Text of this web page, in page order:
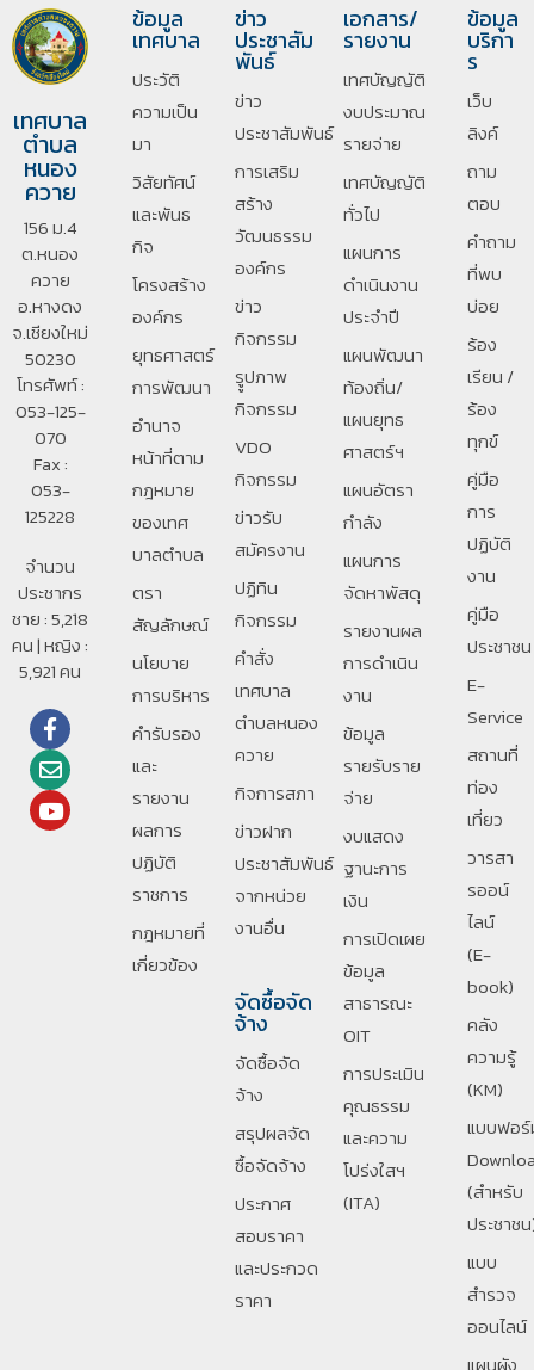
เทศบาล
ตำบล
หนอง
ควาย
156 ม.4
ต.หนอง
ควาย
อ.หางดง
จ.เชียงใหม่
50230
โทรศัพท์ :
053-125-
070
Fax :
053-
125228
จำนวน
ประชากร
ชาย : 5,218
คน | หญิง :
5,921 คน
ข้อมูล
เทศบาล
ประวัติ
ความเป็น
มา
วิสัยทัศน์
และพันธ
กิจ
โครงสร้าง
องค์กร
ยุทธศาสตร์
การพัฒนา
อํานาจ
หน้าที่ตาม
กฎหมาย
ของเทศ
บาลตําบล
ตรา
สัญลักษณ์
นโยบาย
การบริหาร
คำรับรอง
และ
รายงาน
ผลการ
ปฏิบัติ
ราชการ
กฎหมายที่
เกี่ยวข้อง
ข่าว
ประชาสัม
พันธ์
ข่าว
ประชาสัมพันธ์
การเสริม
สร้าง
วัฒนธรรม
องค์กร
ข่าว
กิจกรรม
รููปภาพ
กิจกรรม
VDO
กิจกรรม
ข่าวรับ
สมัครงาน
ปฏิทิน
กิจกรรม
คำสั่ง
เทศบาล
ตำบลหนอง
ควาย
กิจการสภา
ข่าวฝาก
ประชาสัมพันธ์
จากหน่วย
งานอื่น
จัดซื้อจัด
จ้าง
จัดซื้อจัด
จ้าง
สรุปผลจัด
ซื้อจัดจ้าง
ประกาศ
สอบราคา
และประกวด
ราคา
เอกสาร/
รายงาน
เทศบัญญัติ
งบประมาณ
รายจ่าย
เทศบัญญัติ
ทั่วไป
แผนการ
ดำเนินงาน
ประจำปี
แผนพัฒนา
ท้องถิ่น/
แผนยุทธ
ศาสตร์ฯ
แผนอัตรา
กำลัง
แผนการ
จัดหาพัสดุ
รายงานผล
การดำเนิน
งาน
ข้อมูล
รายรับราย
จ่าย
งบแสดง
ฐานะการ
เงิน
การเปิดเผย
ข้อมูล
สาธารณะ
OIT
การประเมิน
คุณธรรม
และความ
โปร่งใสฯ
(ITA)
ข้อมูล
บริกา
ร
เว็บ
ลิงค์
ถาม
ตอบ
คำถาม
ที่พบ
บ่อย
ร้อง
เรียน /
ร้อง
ทุกข์
คู่มือ
การ
ปฏิบัติ
งาน
คู่มือ
ประชาชน
E-
Service
สถานที่
ท่อง
เที่ยว
วารสา
รออน์
ไลน์
(E-
book)
คลัง
ความรู้
(KM)
แบบฟอ
(สำหรับ
ประชาช
แบบ
สำรวจ
ออนไลน์
แผนผัง